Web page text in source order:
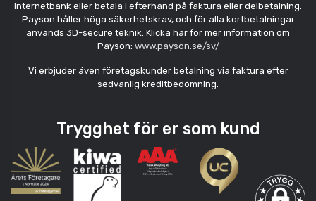
internetbank eller betala i efterhand på faktura eller delbetalning.
Payson håller höga säkerhetskrav, och för alla kortbetalningar
används 3D-secure teknik. Klicka här för mer information om
Payson: www.payson.se/sv/
Vi erbjuder även företagskunder betalning via faktura efter
sedvanlig kreditbedömning.
Trygghet för er som kund